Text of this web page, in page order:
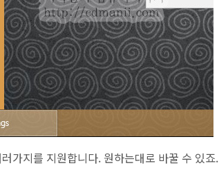
가지를 지원합니다. 원하는대로 바꿀 수 있죠.